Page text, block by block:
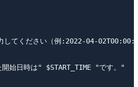
してください（例:2022-04-
始日時は" $START_TIME "です。"